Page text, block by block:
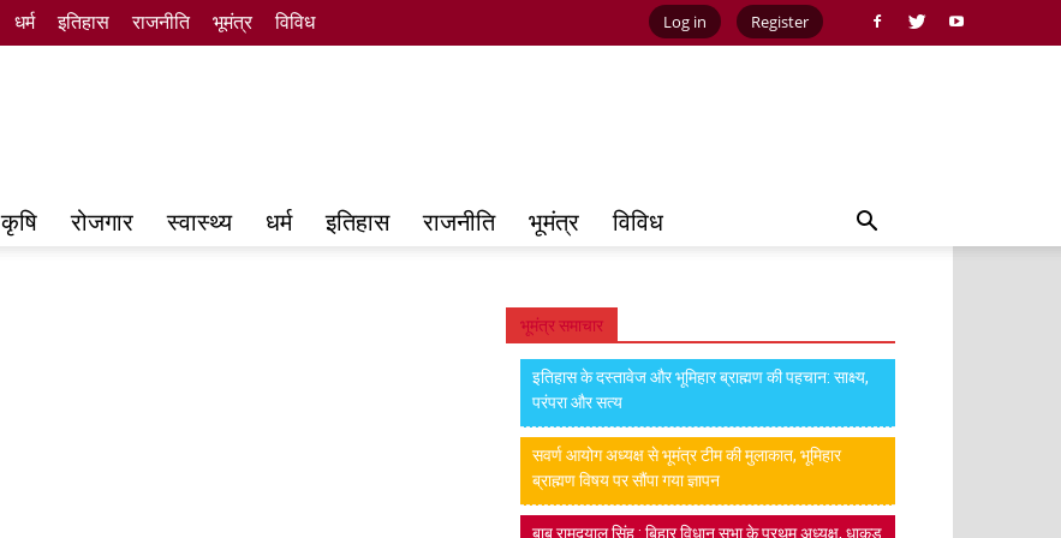
धर्म इतिहास राजनीति भूमंत्र विविध Log in Register
कृषि रोजगार स्वास्थ्य धर्म इतिहास राजनीति भूमंत्र विविध
भूमंत्र समाचार
इतिहास के दस्तावेज और भूमिहार ब्राह्मण की पहचान: साक्ष्य,
परंपरा और सत्य
सवर्ण आयोग अध्यक्ष से भूमंत्र टीम की मुलाकात, भूमिहार
ब्राह्मण विषय पर सौंपा गया ज्ञापन
बाबू रामदयालु सिंह : बिहार विधान सभा के प्रथम अध्यक्ष, धाकड़